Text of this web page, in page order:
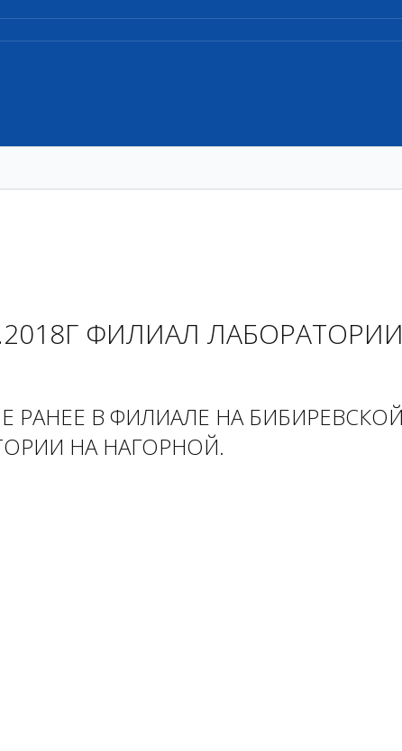
ФИЛИАЛ
РАНЕЕ В ФИЛИАЛЕ НА
НА НАГОРНОЙ.